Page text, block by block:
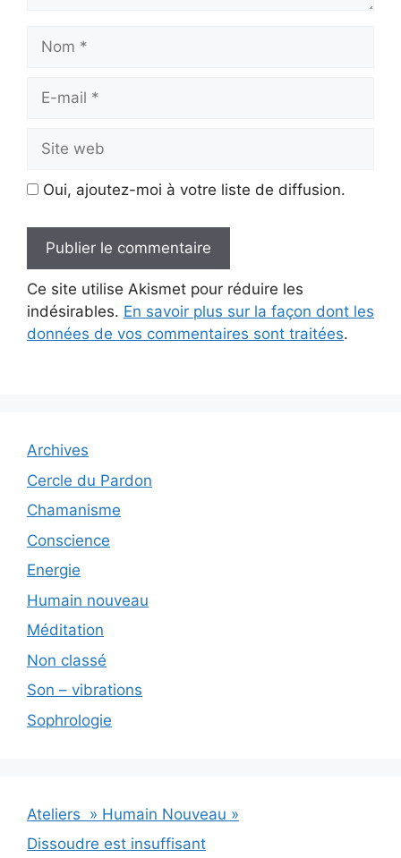
Nom
Site
web
Oui, ajoutez-moi à votre liste de diffusion.
Ce site utilise Akismet pour réduire les
indésirables. En savoir plus sur la façon dont les
données de vos commentaires sont traitées.
Archives
Cercle du Pardon
Chamanisme
Conscience
Energie
Humain nouveau
Méditation
Non classé
Son – vibrations
Sophrologie
Ateliers » Humain Nouveau »
Dissoudre est insuffisant